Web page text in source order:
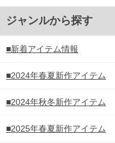
ジャンルから探す
■新着アイテム情報
■2024年春夏新作アイテム
■2024年秋冬新作アイテム
■2025年春夏新作アイテム